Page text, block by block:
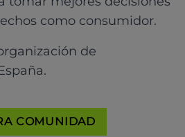
como consumidor.
de
COMUNIDAD